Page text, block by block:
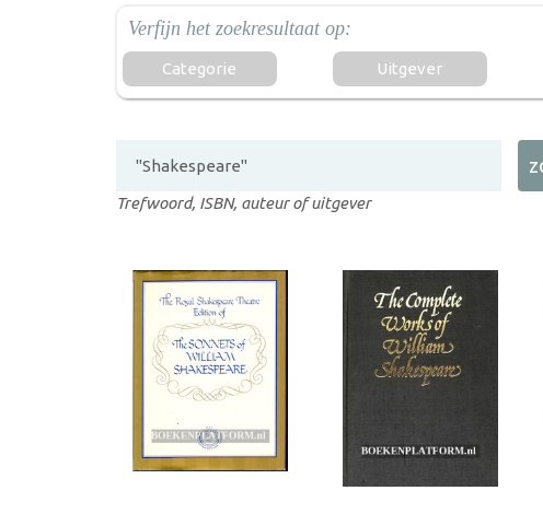
Categorie Uitgever
Trefwoord, ISBN, auteur of uitgever